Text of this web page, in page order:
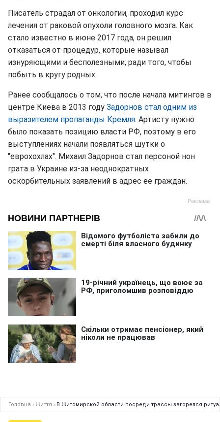
Писатель страдал от онкологии, проходил курс
лечения от раковой опухоли головного мозга. Как
стало известно в июне 2017 года, он решил
отказаться от процедур, которые называл
изнуряющими и бесполезными, ради того, чтобы
побыть в кругу родных.
Ранее сообщалось о том, что после начала митингов в
центре Киева в 2013 году Задорнов стал одним из
выразителем пропаганды Кремля. Артисту нужно
было показать позицию власти РФ, поэтому в его
выступлениях начали появляться шутки о
"еврохохлах". Михаил Задорнов стал персоной нон
грата в Украине из-за неоднократных
оскорбительных заявлений в адрес ее граждан.
Головна › Життя › В Житомирской области посреди трассы загорелся